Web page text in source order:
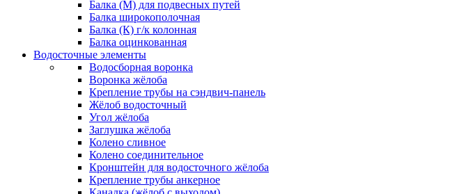
Балка (М) для подвесных путей
Балка широкополочная
Балка (К) г/к колонная
Балка оцинкованная
Водосточные элементы
Водосборная воронка
Воронка жёлоба
Крепление трубы на сэндвич-панель
Жёлоб водосточный
Угол жёлоба
Заглушка жёлоба
Колено сливное
Колено соединительное
Кронштейн для водосточного жёлоба
Крепление трубы анкерное